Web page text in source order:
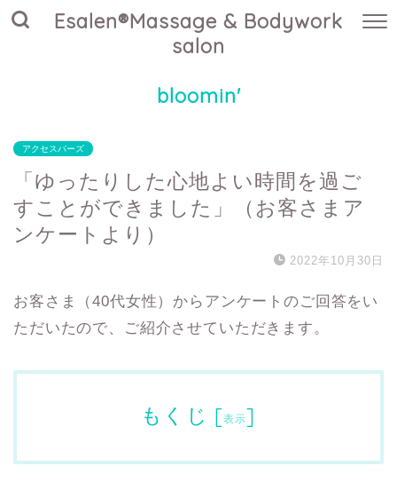
Esalen®Massage & Bodywork
salon
bloomin'
アクセスバーズ
「ゆったりした心地よい時間を過ご
すことができました」（お客さまア
ンケートより）
2022年10月30日
お客さま（40代女性）からアンケートのご回答をい
ただいたので、ご紹介させていただきます。
もくじ [表示]